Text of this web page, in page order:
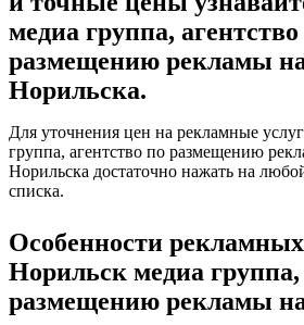
медиа группа, агентство
размещению рекламы
Норильска.
Для уточнения цен на рекламные
группа, агентство по размещению
Норильска достаточно нажать на
списка.
Особенности рекламных
Норильск медиа группа,
размещению рекламы